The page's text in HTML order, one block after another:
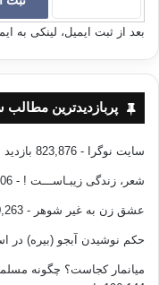
عصر کاسیون
کاسیون یا قبایل ((
شود ، کاکاوند از اینجا
اول کتاب تاریخ کرد و
مراجعه شود ) در کتب
مؤلف شاید استان های
استان خوزستان به
سلسله جبال زاگرس
کتیبه ها خطایی پیش
بعد از ثبت ایمیل، لینکی به
پربازدیدترین
سایت نوگرا - 823,876 بازدید
شعر، زندگی زیبـاســـت ! - 485,306 بازدید
عشق زن به غیر شوهر - 280,263 بازدید
حکم نوشیدن آبجو (بیره) در
میانمار کجاست؟ چگونه